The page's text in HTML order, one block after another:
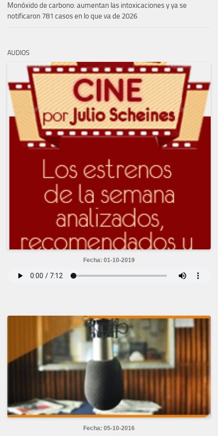
Monóxido de carbono: aumentan las intoxicaciones y ya se
notificaron 781 casos en lo que va de 2026
AUDIOS
Fecha: 01-10-2019
Fecha: 05-10-2016